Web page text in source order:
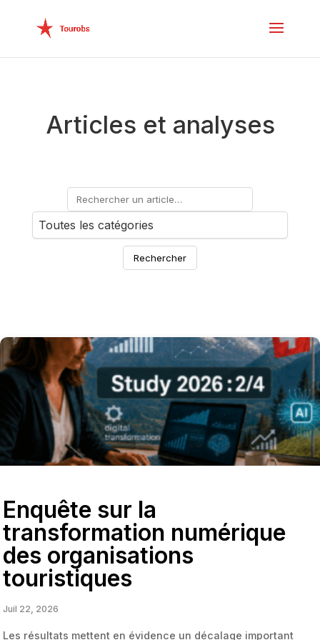
Articles et analyses
Rechercher
Enquête sur la
transformation numérique
des organisations
touristiques
Juil 22, 2026
Les résultats mettent en évidence un décalage important